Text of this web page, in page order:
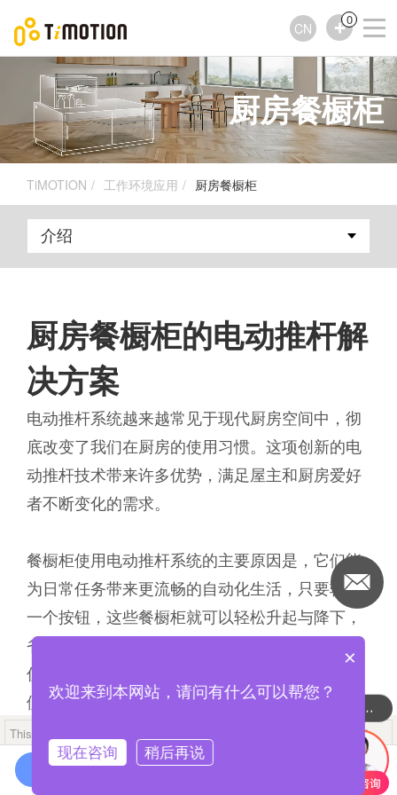
CN
0
厨房餐橱柜
TiMOTION 工作环境应用 厨房餐橱柜
厨房餐橱柜的电动推杆解
决方案
电动推杆系统越来越常见于现代厨房空间中，彻
底改变了我们在厨房的使用习惯。这项创新的电
动推杆技术带来许多优势，满足屋主和厨房爱好
者不断变化的需求。
餐橱柜使用电动推杆系统的主要原因是，它们能
为日常任务带来更流畅的自动化生活，只要轻触
一个按钮，这些餐橱柜就可以轻松升起与降下，
省去手动操作的麻烦，为厨房增添了一丝未来的
优雅感，对行动能力有限的人士来说，也提高了
便利性和使用友善性。
电动推杆系统具备许多使用优点。首先，电动推
杆系统能够让屋主妥善利用厨房空间，餐橱柜可
This mobile site is designed for compatibility with iOS 8.0+ or Android
5.0+ devices.
可以介绍下你们的产品么
×
欢迎来到本网站，请问有什么可以帮您？
现在咨询
稍后再说
在线咨询